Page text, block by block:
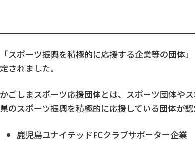
「スポーツ振興を積極的に応援する企業等の団体
定されました。
かごしまスポーツ応援団体とは、スポーツ団体や
県のスポーツ振興を積極的に応援している団体が認
鹿児島ユナイテッドFCクラブサポーター企業